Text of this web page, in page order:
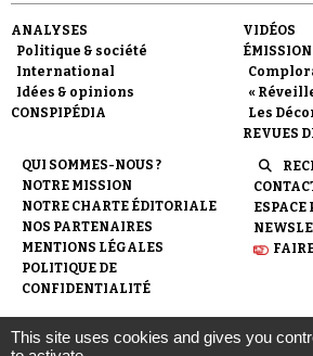
ANALYSES
Politique & société
International
Idées & opinions
CONSPIPÉDIA
VIDÉOS
«
Les
REVUES
QUI SOMMES-NOUS ?
NOTRE MISSION
NOTRE CHARTE ÉDITORIALE
NOS PARTENAIRES
MENTIONS LÉGALES
POLITIQUE DE
CONFIDENTIALITÉ
ESPACE
© 2007- Conspiracy Watch
This site uses cookies and gives you